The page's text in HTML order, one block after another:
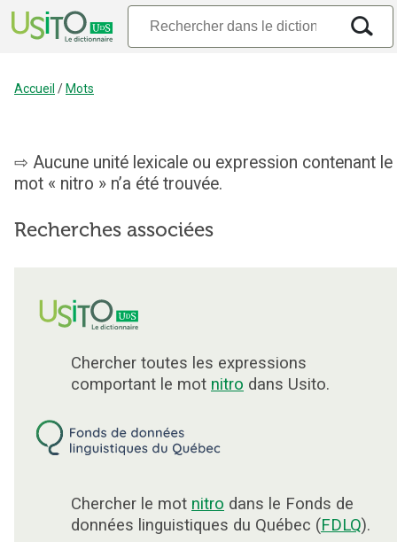
Accueil / Mots
Aucune unité lexicale ou expression contenant le
mot « nitro » n’a été trouvée.
Recherches associées
Chercher toutes les expressions
comportant le mot nitro dans Usito.
Chercher le mot nitro dans le Fonds de
données linguistiques du Québec (FDLQ).